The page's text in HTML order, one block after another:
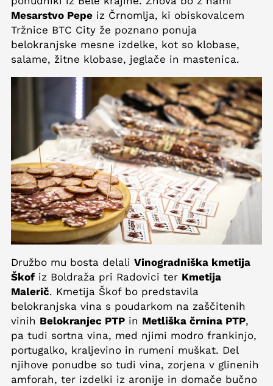
Mesarstvo Pepe iz Črnomlja, ki obiskovalcem
Tržnice BTC City že poznano ponuja
belokranjske mesne izdelke, kot so klobase,
salame, žitne klobase, jeglače in mastenica.
Družbo mu bosta delali Vinogradniška kmetija
Škof iz Boldraža pri Radovici ter Kmetija
Malerič. Kmetija Škof bo predstavila
belokranjska vina s poudarkom na zaščitenih
vinih Belokranjec PTP in Metliška črnina PTP,
pa tudi sortna vina, med njimi modro frankinjo,
portugalko, kraljevino in rumeni muškat. Del
njihove ponudbe so tudi vina, zorjena v glinenih
amforah, ter izdelki iz aronije in domače bučno